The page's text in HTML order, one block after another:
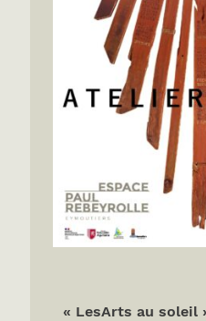
« LesArts au soleil